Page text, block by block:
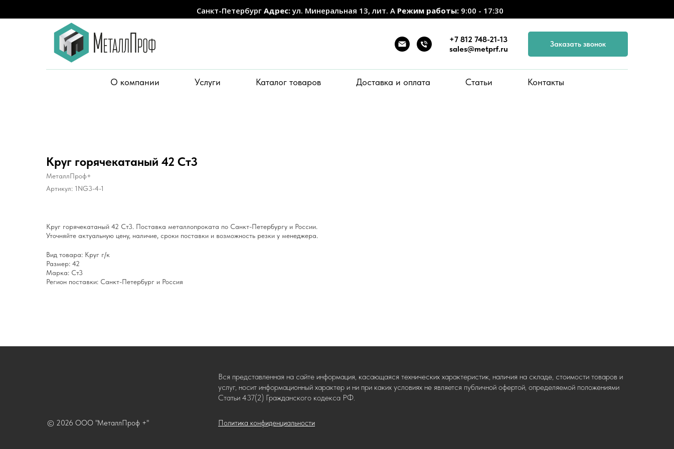
Санкт-Петербург Адрес:ул. Минеральная 13, лит. А Режим работы: 9:00 - 17:30
+7 812 748-21-13
sales@metprf.ru
Заказать звонок
О компании Услуги Каталог товаров Доставка и оплата Статьи Контакты
Круг горячекатаный 42 Ст3
МеталлПроф+
Артикул: 1NG3-4-1
Круг горячекатаный 42 Ст3. Поставка металлопроката по Санкт-Петербургу и России.
Уточняйте актуальную цену, наличие, сроки поставки и возможность резки у менеджера.
Вид товара: Круг г/к
Размер: 42
Марка: Ст3
Регион поставки: Санкт-Петербург и Россия
Политика конфиденциальности
© 2026 ООО "МеталлПроф +"
Вся представленная на сайте информация, касающаяся технических характеристик, наличия на складе, стоимости товаров и
услуг, носит информационный характер и ни при каких условиях не является публичной офертой, определяемой положениями
Статьи 437(2) Гражданского кодекса РФ.